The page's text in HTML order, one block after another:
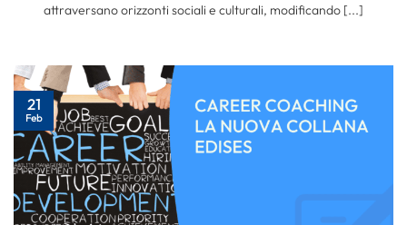
attraversano orizzonti sociali e culturali, modificando [...]
21
Feb